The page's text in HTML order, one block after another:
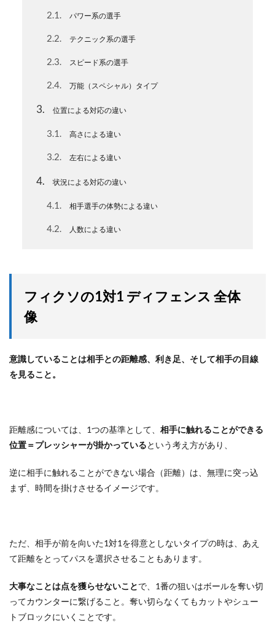
2.1 パワー系の選手
2.2 テクニック系の選手
2.3 スピード系の選手
2.4 万能（スペシャル）タイプ
3 位置による対応の違い
3.1 高さによる違い
3.2 左右による違い
4 状況による対応の違い
4.1 相手選手の体勢による違い
4.2 人数による違い
フィクソの1対1 ディフェンス 全体
像
意識していることは相手との距離感、利き足、そして相手の目線
を見ること。
距離感については、1つの基準として、 相手に触れることができる
位置＝プレッシャーが掛かっているという考え方があり、
逆に相手に触れることができない場合（距離）は、無理に突っ込
まず、時間を掛けさせるイメージです。
ただ、相手が前を向いた1対1を得意としないタイプの時は、あえ
て距離をとってパスを選択させることもあります。
大事なことは点を獲らせないことで、1番の狙いはボールを奪い切
ってカウンターに繋げること。奪い切らなくてもカットやシュー
トブロックにいくことです。